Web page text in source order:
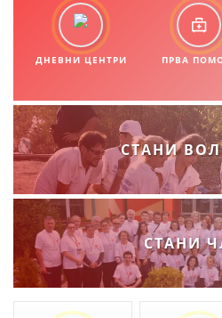
ДНЕВНИ ЦЕНТРИ ПРВА
СТАНИ
СТАНИ